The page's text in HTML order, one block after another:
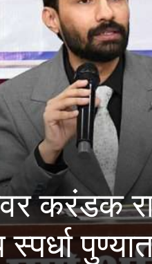
‘मकोका’